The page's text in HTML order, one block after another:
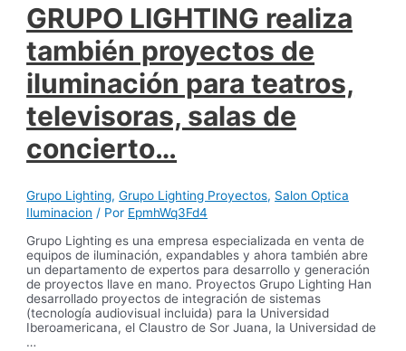
sillas
de
director…
GRUPO LIGHTING realiza
también proyectos de
iluminación para teatros,
televisoras, salas de
concierto…
Grupo Lighting,Grupo Lighting Proyectos, Salon Optica
Iluminacion / Por EpmhWq3Fd4
Grupo Lighting es una empresa especializada en venta de
equipos de iluminación, expandables y ahora también abre
un departamento de expertos para desarrollo y generación
de proyectos llave en mano. Proyectos Grupo Lighting Han
desarrollado proyectos de integración de sistemas
(tecnología audiovisual incluida) para la Universidad
Iberoamericana, el Claustro de Sor Juana, la Universidad de
…